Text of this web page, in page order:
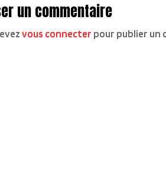
un commentaire
vous connecter pour publier un